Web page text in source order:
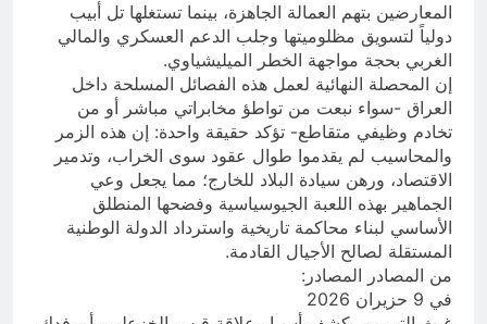
المعارضين بتهم العمالة الجاهزة، بينما تستغلها تل أبيب
دولياً لتسويق مظلوميتها وجلب الدعم العسكري والمالي
الغربي بحجة مواجهة الخطر الميليشياوي.
إن المحصلة النهائية لعمل هذه الفصائل المسلحة داخل
العراق -سواء نبعت من تواطؤ مخابراتي مباشر أو من
تخادم وظيفي متقاطع- تؤكد حقيقة واحدة: إن هذه الزمر
والمحاسيب لم يقدموا طوال عقود سوى الخراب، وتدمير
الاقتصاد، ورهن سيادة البلاد للخارج؛ مما يجعل وعي
الجماهير بهذه اللعبة الجيوسياسية وفضحها المنطلق
الأساسي لبناء محاكمة تاريخية واسترداد الدولة الوطنية
المستقلة لصالح الأجيال القادمة.
من المصادر المصادر:
في 9 حزيران 2026